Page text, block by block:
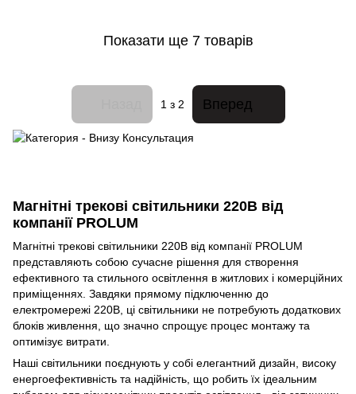
Показати ще 7 товарів
1з 2 Вперед
Магнітні трекові світильники 220В від
компанії PROLUM
Магнітні трекові світильники 220В від компанії PROLUM
представляють собою сучасне рішення для створення
ефективного та стильного освітлення в житлових і комерційних
приміщеннях. Завдяки прямому підключенню до
електромережі 220В, ці світильники не потребують додаткових
блоків живлення, що значно спрощує процес монтажу та
оптимізує витрати.
Наші світильники поєднують у собі елегантний дизайн, високу
енергоефективність та надійність, що робить їх ідеальним